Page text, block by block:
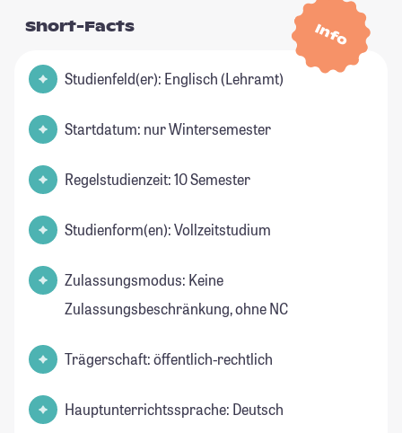
Info
Short-Facts
Studienfeld(er): Englisch (Lehramt)
Startdatum: nur Wintersemester
Regelstudienzeit: 10 Semester
Studienform(en): Vollzeitstudium
Zulassungsmodus: Keine
Zulassungsbeschränkung, ohne NC
Trägerschaft: öffentlich-rechtlich
Hauptunterrichtssprache: Deutsch